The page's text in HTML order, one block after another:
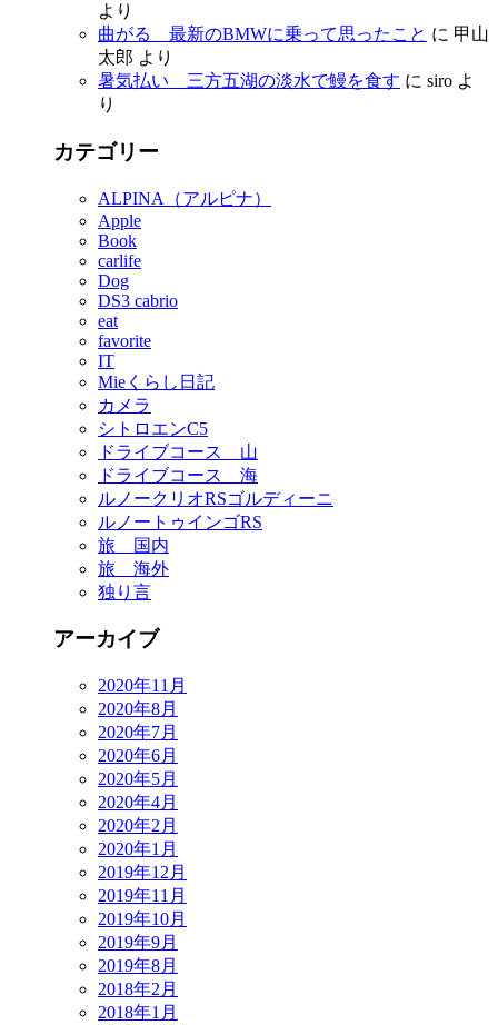
より
曲がる 最新のBMWに乗って思ったこと に 甲山
太郎 より
暑気払い 三方五湖の淡水で鰻を食す に siro よ
り
カテゴリー
ALPINA（アルピナ）
Apple
Book
carlife
Dog
DS3 cabrio
eat
favorite
IT
Mieくらし日記
カメラ
シトロエンC5
ドライブコース 山
ドライブコース 海
ルノークリオRSゴルディーニ
ルノートゥインゴRS
旅 国内
旅 海外
独り言
アーカイブ
2020年11月
2020年8月
2020年7月
2020年6月
2020年5月
2020年4月
2020年2月
2020年1月
2019年12月
2019年11月
2019年10月
2019年9月
2019年8月
2018年2月
2018年1月